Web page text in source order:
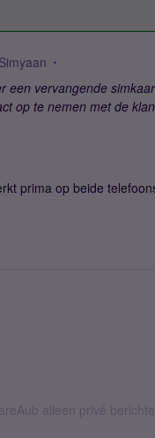
een vervangende
op te nemen met de
prima op beide
alleen privé